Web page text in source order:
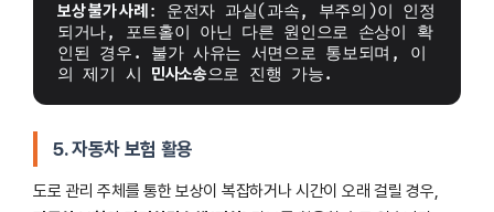
보상 불가 사례 : 운전자 과실(과속, 부주의)이 인정
되거나, 포트홀이 아닌 다른 원인으로 손상이 확
인된 경우. 불가 사유는 서면으로 통보되며, 이
의 제기 시 민사소송으로 진행 가능.
5. 자동차 보험 활용
도로 관리 주체를 통한 보상이 복잡하거나 시간이 오래 걸릴 경우,